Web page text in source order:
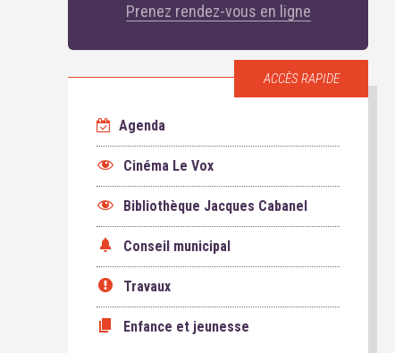
Prenez rendez-vous en ligne
ACCÈS RAPIDE
Agenda
Cinéma Le Vox
Bibliothèque Jacques Cabanel
Conseil municipal
Travaux
Enfance et jeunesse